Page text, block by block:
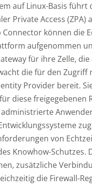
auf Linux-Basis
Private Access
können die
aufgenommen
für ihre Zelle,
die für den Zugriff
Provider bereit.
diese freigegebenen
von
Knowhow-Schutzes.
zusätzliche
die Firewall-